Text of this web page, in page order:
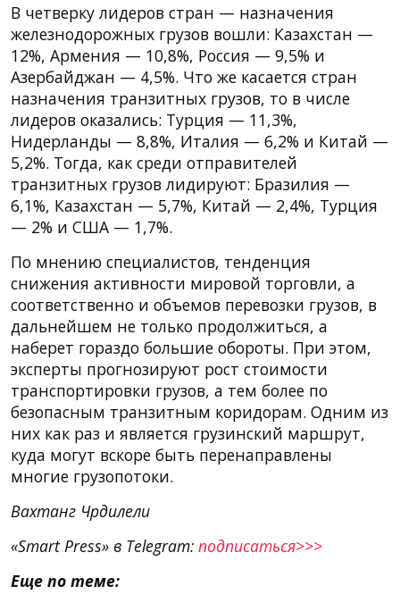
В четверку лидеров стран — назначения
железнодорожных грузов вошли: Казахстан —
12%, Армения — 10,8%, Россия — 9,5% и
Азербайджан — 4,5%. Что же касается стран
назначения транзитных грузов, то в числе
лидеров оказались: Турция — 11,3%,
Нидерланды — 8,8%, Италия — 6,2% и Китай —
5,2%. Тогда, как среди отправителей
транзитных грузов лидируют: Бразилия —
6,1%, Казахстан — 5,7%, Китай — 2,4%, Турция
— 2% и США — 1,7%.
По мнению специалистов, тенденция
снижения активности мировой торговли, а
соответственно и объемов перевозки грузов, в
дальнейшем не только продолжиться, а
наберет гораздо большие обороты. При этом,
эксперты прогнозируют рост стоимости
транспортировки грузов, а тем более по
безопасным транзитным коридорам. Одним из
них как раз и является грузинский маршрут,
куда могут вскоре быть перенаправлены
многие грузопотоки.
Вахтанг Чрдилели
«Smart Press» в Telegram: подписаться>>>
Еще по теме: